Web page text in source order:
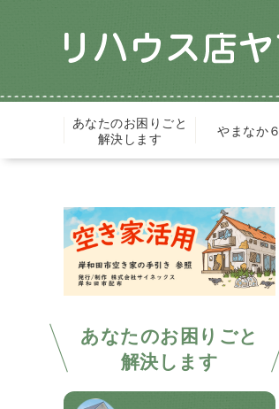
あなたのお困りごと
解決します
やまなか
あなたのお困りごと
解決します